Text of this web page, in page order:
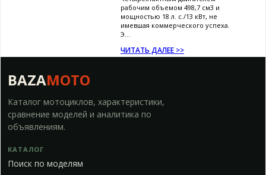
рабочим объемом 498,7 см3 и
мощностью 18 л. с./13 кВт, не
имевшая коммерческого успеха.
Э...
ЧИТАТЬ ДАЛЕЕ >>
BAZAMOTO
Каталог мотоциклов, характеристики,
сравнение моделей и аналитика по
объявлениям.
КАТАЛОГ
Поиск по моделям